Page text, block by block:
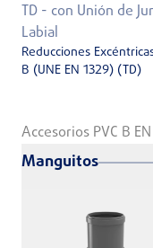
TD - con Unión de
Labial
Reducciones
B (UNE EN 1329) (TD)
Accesorios PVC B
Manguitos